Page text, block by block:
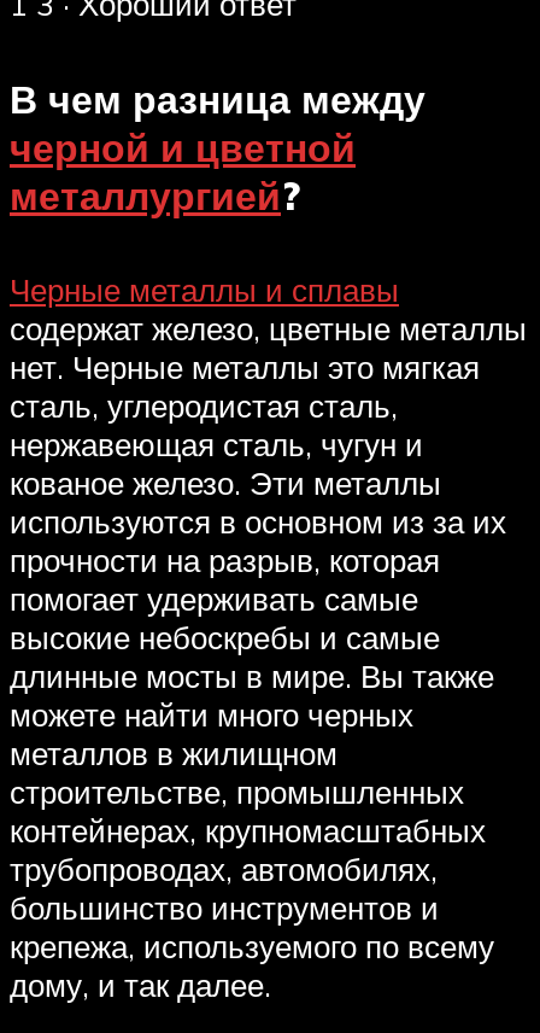
В чем разница между
черной и цветной
металлургией?
Черные металлы и сплавы
содержат железо, цветные металлы
нет. Черные металлы это мягкая
сталь, углеродистая сталь,
нержавеющая сталь, чугун и
кованое железо. Эти металлы
используются в основном из за их
прочности на разрыв, которая
помогает удерживать самые
высокие небоскребы и самые
длинные мосты в мире. Вы также
можете найти много черных
металлов в жилищном
строительстве, промышленных
контейнерах, крупномасштабных
трубопроводах, автомобилях,
большинство инструментов и
крепежа, используемого по всему
дому, и так далее.